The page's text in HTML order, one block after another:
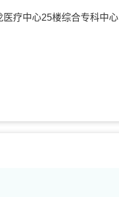
疗中心25楼综合专科中心